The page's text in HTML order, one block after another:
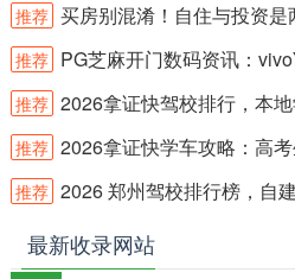
推荐 买房别混淆！自住与投资
推荐 PG芝麻开门数码资讯：
推荐 2026拿证快驾校排行，本
推荐 2026拿证快学车攻略：高
推荐 2026 郑州驾校排行榜，自
最新收录网站